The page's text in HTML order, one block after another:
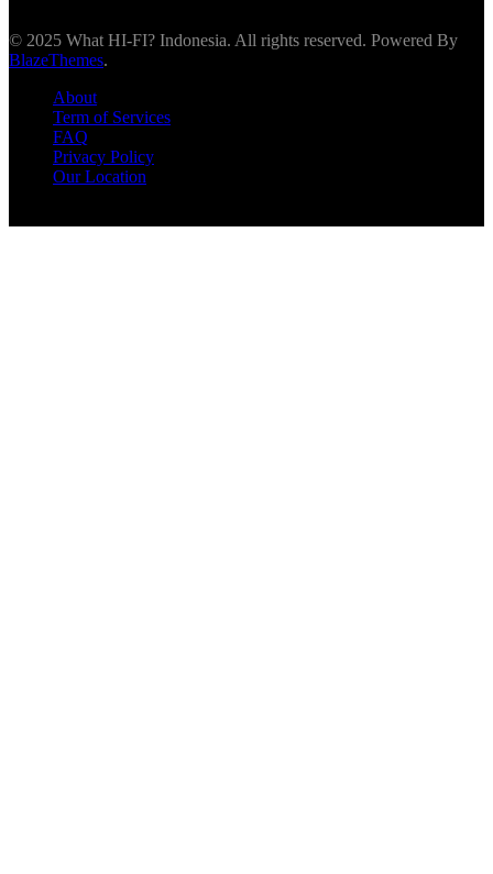
© 2025 What HI-FI? Indonesia. All rights reserved. Powered By
BlazeThemes.
About
Term of Services
FAQ
Privacy Policy
Our Location